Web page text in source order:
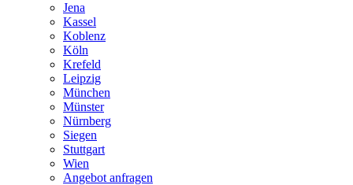
Jena
Kassel
Koblenz
Köln
Krefeld
Leipzig
München
Münster
Nürnberg
Siegen
Stuttgart
Wien
Angebot anfragen